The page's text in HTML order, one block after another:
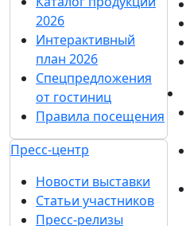
2026
Интерактивный
план 2026
Спецпредложения
от гостиниц
Правила посещения
Пресс-центр
Новости выставки
Статьи участников
Пресс-релизы